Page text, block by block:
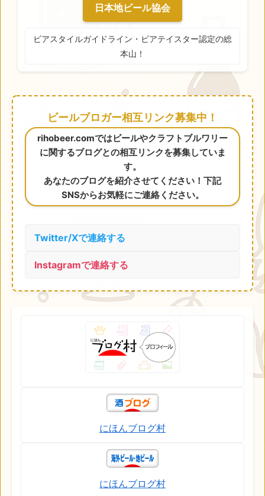
日本地ビール協会
ビアスタイルガイドライン・ビアテイスター認定の総
本山！
ビールブロガー相互リンク募集中！
rihobeer.comではビールやクラフトブルワリー
に関するブログとの相互リンクを募集していま
す。
あなたのブログを紹介させてください！下記
SNSからお気軽にご連絡ください。
Twitter/Xで連絡する
Instagramで連絡する
にほんブログ村
にほんブログ村